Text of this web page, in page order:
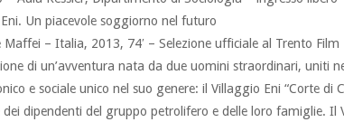
Un piacevole soggiorno nel futuro
Maffei – Italia, 2013, 74′ – Selezione ufficiale al Trento Film
di un’avventura nata da due uomini straordinari, uniti
e sociale unico nel suo genere: il Villaggio Eni “Corte di
dipendenti del gruppo petrolifero e delle loro famiglie. Il